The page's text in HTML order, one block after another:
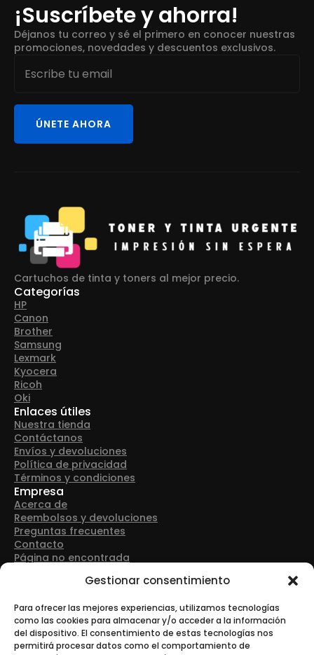
Gestionar consentimiento
Para ofrecer las mejores experiencias, utilizamos tecnologías
como las cookies para almacenar y/o acceder a la información
del dispositivo. El consentimiento de estas tecnologías nos
permitirá procesar datos como el comportamiento de
¡Suscríbete y ahorra!
Déjanos tu correo y sé el primero en conocer nuestras
promociones, novedades y descuentos exclusivos.
Email
ÚNETE AHORA
Cartuchos de tinta y toners al mejor precio.
Categorías
HP
Canon
Brother
Samsung
Lexmark
Kyocera
Ricoh
Oki
Enlaces útiles
Nuestra tienda
Contáctanos
Envíos y devoluciones
Política de privacidad
Términos y condiciones
Empresa
Acerca de
Reembolsos y devoluciones
Preguntas frecuentes
Contacto
Página no encontrada
Dirección: Avenida Las Retamas 50, 28922, Alcorcón
Teléfono: +34 916 43 91 88